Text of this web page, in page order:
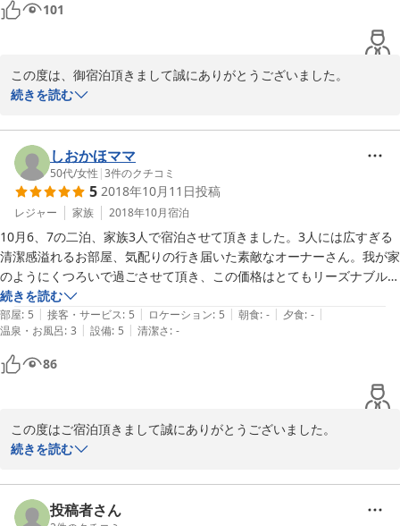
ゲストハウスというよりはコンドミニアムのようで、玄関からすぐに４
人程が座れる椅子とテーブル、その横にソファもあり同じお部屋にベッ
ドも２台ありますが、二人でスーツケースを広げてその横で大の字で寝
転がってもまだ余裕があるほどの広さでした。
奥にダイニングテーブルとキッチンと洗面台がありますが、生活できる
剤、蓋付きゴミ箱等々)とにかくなんでもありました)
お風呂はシャワーのみですが、トイレとは別で、脱衣場に洗濯機があ
り、洗剤、柔軟剤、洗濯ネットまでありました。
洗濯物は室内に干せるコーナーもありますが、屋外に竿もあり、外から
は見えないようにもなっているので外に干すこともできます。
(ひとつ、全身鏡があればよかったですが、それでも洗面台の鏡で少し
離れれば膝くらいまでは映るので大して問題ではありませんでした。)
無計画だったわたしたちのためにチェックイン時にレンタカーを手配し
てくださったり、おすすめのお店もたくさん紹介してくださり非常に助
かりました。チェックインとアウト時にお会いしただけですがとにかく
来年もきっとお世話になります。ありがとうございました！
101
この度は、御宿泊頂きまして誠にありがとうございました。
す。
便利である事と、お客様の荷物が少しでも少なくてすむように、滞
在する場所に欲しい物があるようにと考えております。ここにこれ
があったら便利だな〜と思うものは、全てお客様のお声から御用意
させていただいております。
又、女性の目線や、女性に嬉しい物なども考えています。
御提案頂いた、全身鏡はあると良いですね．是非、設置したいと思
います。
又、宮古島での旅のお手伝いでしたら、何でも提案いたしますので
又お声かけ下さいませ。
又のお越し是非お待ちしております。
続きを読む
しおかほママ
50代/女性 |3件のクチコミ
5 2018年10月11日投稿
レジャー 家族 2018年10月宿泊
10月6、7の二泊、家族3人で宿泊させて頂きました。3人には広すぎる
清潔感溢れるお部屋、気配りの行き届いた素敵なオーナーさん。我が家
のようにくつろいで過ごさせて頂き、この価格はとてもリーズナブルだ
と感動しました！スーパーも近く本当にオススメです。また是非利用し
たいです。
続きを読む
部屋: 5 | 接客・サービス: 5 | ロケーション: 5 | 朝食: - | 夕食: - |
温泉・お風呂: 3 | 設備: 5 | 清潔さ: -
86
この度はご宿泊頂きまして誠にありがとうございました。
ご家族様でのご利用頂き、楽しく過ごせたようで本当に嬉しく思い
又のご利用をお待ちしております。
2018-12-30
続きを読む
投稿者さん